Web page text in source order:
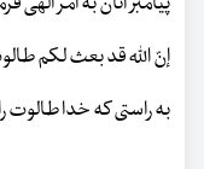
إنّ الله قد بعث لکم
به راستی که خدا طالوت